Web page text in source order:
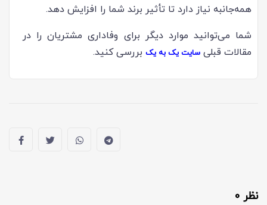
همه‌جانبه نیاز دارد تا تأثیر برند شما را افزایش دهد.
شما می‌توانید موارد دیگر برای وفاداری مشتریان را در
مقالات قبلی سایت یک‌ به‌ یک بررسی کنید.
نظر 0